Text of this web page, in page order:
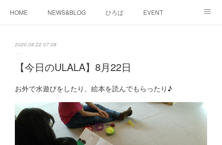
HOME NEWS&BLOG ひろば EVENT
2020.08.22 07:08
【今日のULALA】8月22日
お外で水遊びをしたり、絵本を読んでもらったり♪